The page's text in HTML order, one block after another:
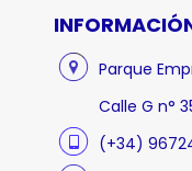
Parque
Calle G n°
(+34)